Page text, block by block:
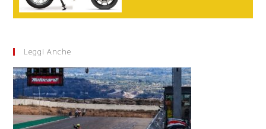
Leggi Anche